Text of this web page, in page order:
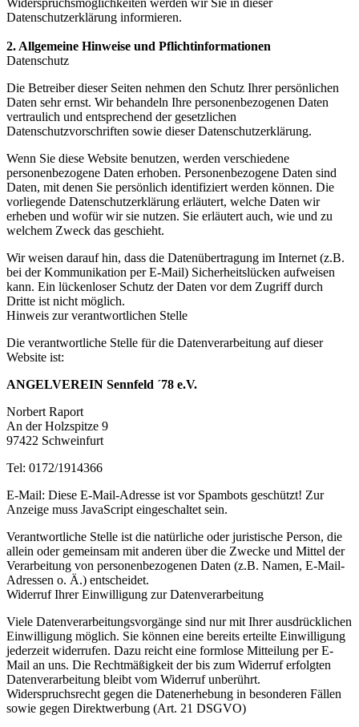
Datenschutzerklärung informieren.
2. Allgemeine Hinweise und Pflichtinformationen
Datenschutz
Die Betreiber dieser Seiten nehmen den Schutz Ihrer persönlichen
Daten sehr ernst. Wir behandeln Ihre personenbezogenen Daten
vertraulich und entsprechend der gesetzlichen
Datenschutzvorschriften sowie dieser Datenschutzerklärung.
Wenn Sie diese Website benutzen, werden verschiedene
personenbezogene Daten erhoben. Personenbezogene Daten sind
Daten, mit denen Sie persönlich identifiziert werden können. Die
vorliegende Datenschutzerklärung erläutert, welche Daten wir
erheben und wofür wir sie nutzen. Sie erläutert auch, wie und zu
welchem Zweck das geschieht.
Wir weisen darauf hin, dass die Datenübertragung im Internet (z.B.
bei der Kommunikation per E-Mail) Sicherheitslücken aufweisen
kann. Ein lückenloser Schutz der Daten vor dem Zugriff durch
Dritte ist nicht möglich.
Hinweis zur verantwortlichen Stelle
Die verantwortliche Stelle für die Datenverarbeitung auf dieser
Website ist:
ANGELVEREIN Sennfeld ´78 e.V.
Norbert Raport
An der Holzspitze 9
97422 Schweinfurt
Tel: 0172/1914366
E-Mail: Diese E-Mail-Adresse ist vor Spambots geschützt! Zur
Anzeige muss JavaScript eingeschaltet sein.
Verantwortliche Stelle ist die natürliche oder juristische Person, die
allein oder gemeinsam mit anderen über die Zwecke und Mittel der
Verarbeitung von personenbezogenen Daten (z.B. Namen, E-Mail-
Adressen o. Ä.) entscheidet.
Widerruf Ihrer Einwilligung zur Datenverarbeitung
Viele Datenverarbeitungsvorgänge sind nur mit Ihrer ausdrücklichen
Einwilligung möglich. Sie können eine bereits erteilte Einwilligung
jederzeit widerrufen. Dazu reicht eine formlose Mitteilung per E-
Mail an uns. Die Rechtmäßigkeit der bis zum Widerruf erfolgten
Datenverarbeitung bleibt vom Widerruf unberührt.
Widerspruchsrecht gegen die Datenerhebung in besonderen Fällen
sowie gegen Direktwerbung (Art. 21 DSGVO)